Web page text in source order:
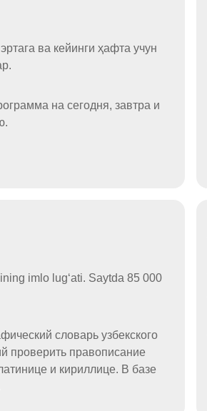
ва кейинги ҳафта учун
на сегодня, завтра и
imlo lugʻati. Saytda 85 000
словарь узбекского
проверить правописание
и кириллице. В базе